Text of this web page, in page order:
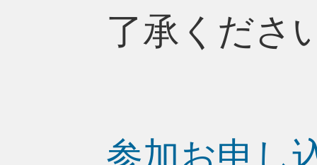
了承くださ
参加お申し